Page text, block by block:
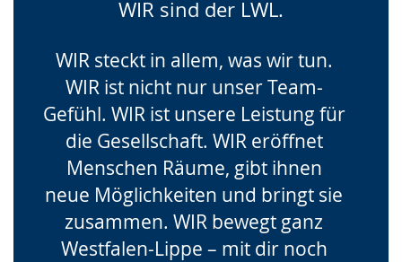
WIR sind der LWL.
WIR steckt in allem, was wir tun.
WIR ist nicht nur unser Team-
Gefühl. WIR ist unsere Leistung für
die Gesellschaft. WIR eröffnet
Menschen Räume, gibt ihnen
neue Möglichkeiten und bringt sie
zusammen. WIR bewegt ganz
Westfalen-Lippe – mit dir noch